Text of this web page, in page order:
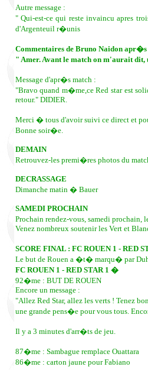
Autre message :
" Qui-est-ce qui reste invaincu apres
d'Argenteuil r�unis
Commentaires de Bruno Naidon apr�s
" Amer. Avant le match on m'aurait
Message d'apr�s match :
"Bravo quand m�me,ce Red star est
retour." DIDIER.
Merci � tous d'avoir suivi ce direct et
Bonne soir�e.
DEMAIN
Retrouvez-les premi�res photos du
DECRASSAGE
Dimanche matin � Bauer
SAMEDI PROCHAIN
Prochain rendez-vous, samedi prochain,
Venez nombreux soutenir les Vert et
SCORE FINAL : FC ROUEN 1 - RED
Le but de Rouen a �t� marqu� par
FC ROUEN 1 - RED STAR 1 �
92�me : BUT DE ROUEN
Encore un message :
"Allez Red Star, allez les verts ! Tenez
une grande pens�e pour vous tous.
Il y a 3 minutes d'arr�ts de jeu.
87�me : Sambague remplace Ouattara
86�me : carton jaune pour Fabiano